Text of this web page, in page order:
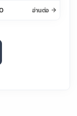
มต้นเพียง 150 บาท
อ่านต่อ